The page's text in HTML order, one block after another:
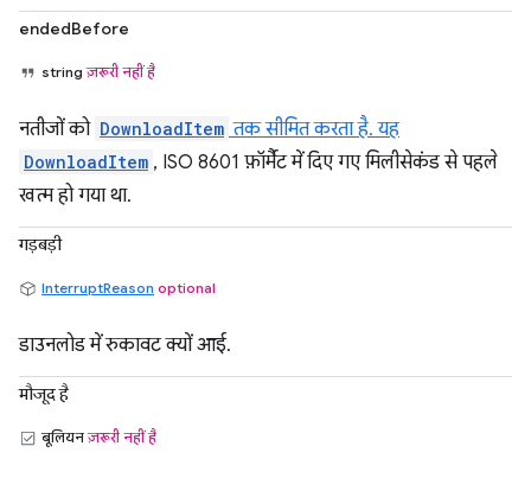
endedBefore
stringज़रूरी नहीं है
नतीजों को DownloadItem तक सीमित करता है. यह
DownloadItem , ISO 8601 फ़ॉर्मैट में दिए गए मिलीसेकंड से पहले
खत्म हो गया था.
गड़बड़ी
InterruptReason optional
डाउनलोड में रुकावट क्यों आई.
मौजूद है
बूलियनज़रूरी नहीं है